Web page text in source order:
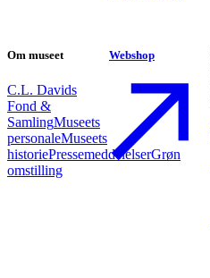
Om museet
C.L. Davids
Fond &
SamlingMuseets
personaleMuseets
historiePressemeddelelserGrøn
omstilling
Webshop